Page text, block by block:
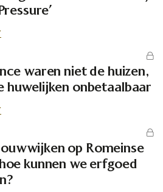
waren niet de huizen,
huwelijken onbetaalbaar
op Romeinse
kunnen we erfgoed